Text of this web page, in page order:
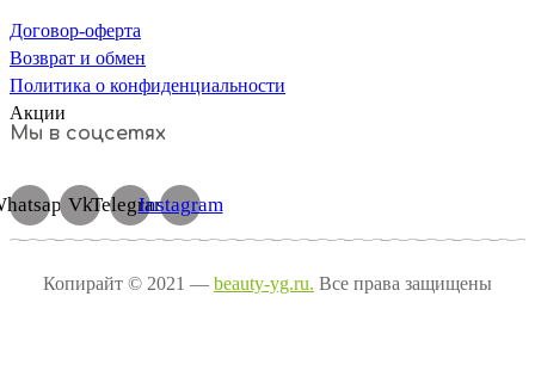
Договор-оферта
Возврат и обмен
Политика о конфиденциальности
Акции
Мы в соцсетях
VkTelegramInstagram
Копирайт © 2021 — beauty-yg.ru. Все права защищены